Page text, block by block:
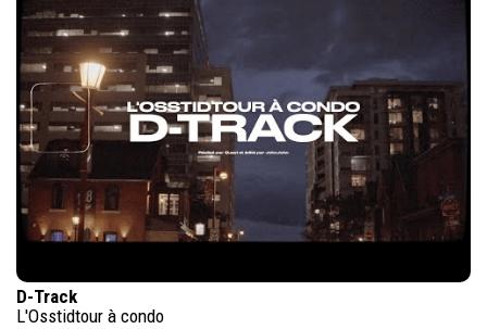
D-Track
L'Osstidtour à condo